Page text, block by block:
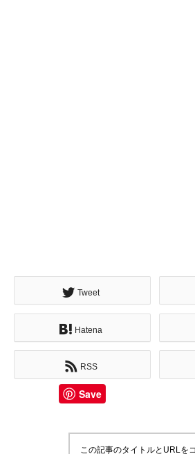
Tweet
Hatena
RSS
Save
この記事のタイトルとURLを